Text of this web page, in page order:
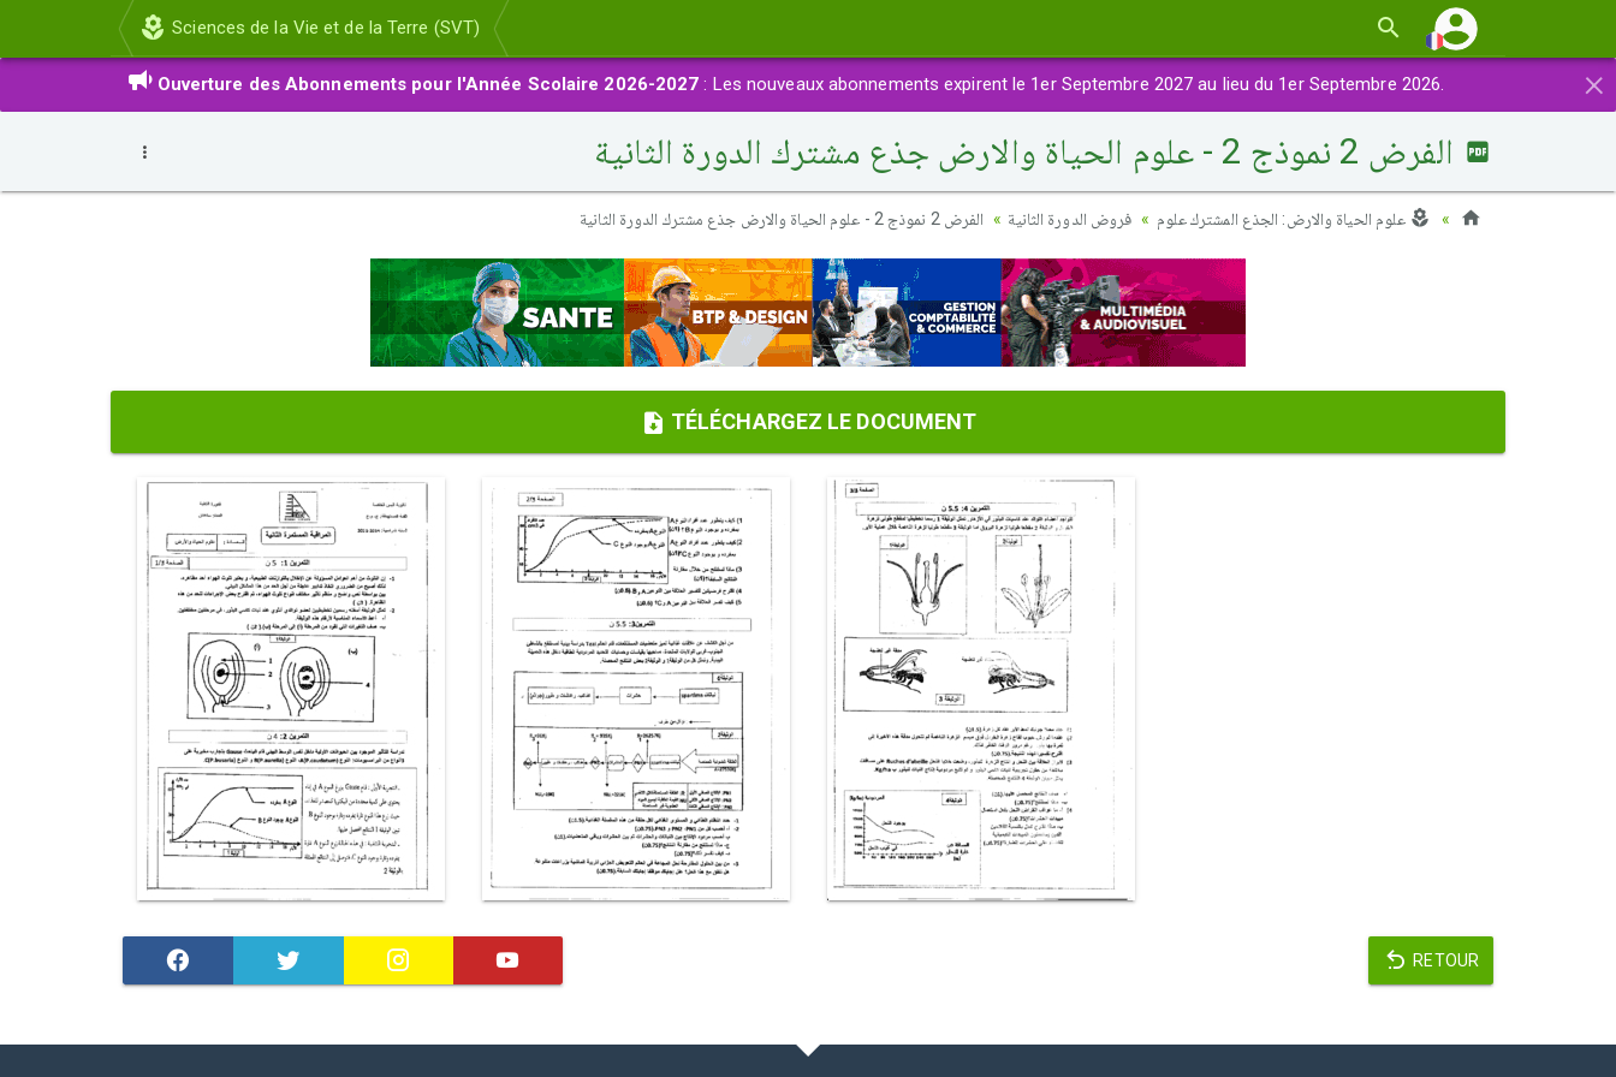
Sciences de la Vie et de la Terre (SVT)
×
Ouverture des Abonnements pour l'Année Scolaire 2026-2027 : Les nouveaux abonnements expirent le 1er Septembre 2027 au lieu du 1er Septembre 2026.
الفرض 2 نموذج 2 - علوم الحياة والارض جذع مشترك الدورة الثانية
علوم الحياة والارض: الجذع المشترك علوم فروض الدورة الثانية الفرض 2 نموذج 2 - علوم الحياة والارض جذع مشترك الدورة الثانية
TÉLÉCHARGEZ LE DOCUMENT
RETOUR